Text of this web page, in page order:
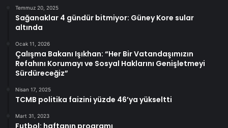
Temmuz 20, 2025
Sağanaklar 4 gündür bitmiyor: Güney Kore sular
altında
Ocak 11, 2026
Çalışma Bakanı Işıkhan: “Her Bir Vatandaşımızın
Refahını Korumayı ve Sosyal Haklarını Genişletmeyi
Sürdüreceğiz”
Nisan 17, 2025
TCMB politika faizini yüzde 46’ya yükseltti
Mart 31, 2023
Futbol: haftanın programı